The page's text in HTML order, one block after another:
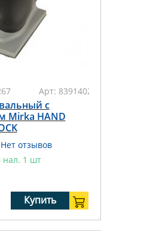
Арт: 8391402011
с
Mirka HAND
Нет отзывов
нал. 1 шт
Купить